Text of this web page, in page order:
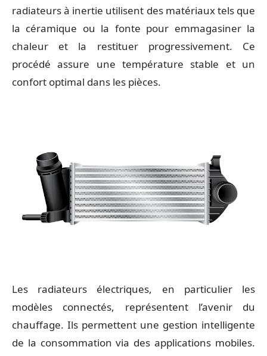
radiateurs à inertie utilisent des matériaux tels que
la céramique ou la fonte pour emmagasiner la
chaleur et la restituer progressivement. Ce
procédé assure une température stable et un
confort optimal dans les pièces.
Les radiateurs électriques, en particulier les
modèles connectés, représentent l’avenir du
chauffage. Ils permettent une gestion intelligente
de la consommation via des applications mobiles.